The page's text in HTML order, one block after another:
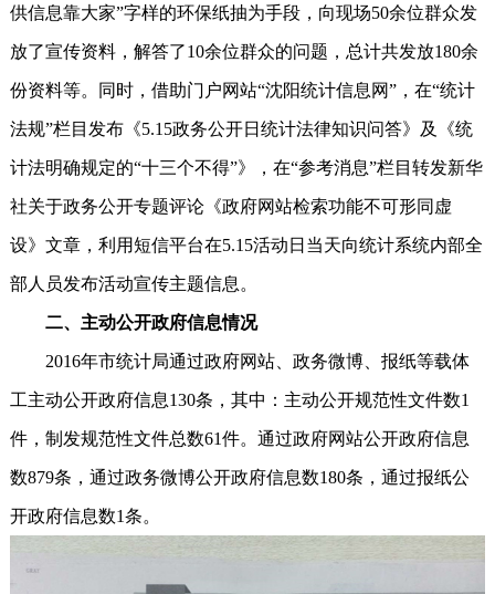
供信息靠大家”字样的环保纸抽为手段，向现场50余位群众发
放了宣传资料，解答了10余位群众的问题，总计共发放180余
份资料等。同时，借助门户网站“沈阳统计信息网”，在“统计
法规”栏目发布《5.15政务公开日统计法律知识问答》及《统
计法明确规定的“十三个不得”》，在“参考消息”栏目转发新华
社关于政务公开专题评论《政府网站检索功能不可形同虚
设》文章，利用短信平台在5.15活动日当天向统计系统内部全
部人员发布活动宣传主题信息。
二、主动公开政府信息情况
2016年市统计局通过政府网站、政务微博、报纸等载体
工主动公开政府信息130条，其中：主动公开规范性文件数1
件，制发规范性文件总数61件。通过政府网站公开政府信息
数879条，通过政务微博公开政府信息数180条，通过报纸公
开政府信息数1条。